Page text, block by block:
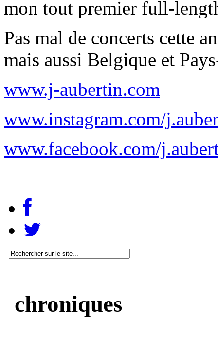
mon tout premier full-
Pas mal de concerts cette
mais aussi Belgique et
www.j-aubertin.com
www.instagram.com/
www.facebook.com/
chroniques